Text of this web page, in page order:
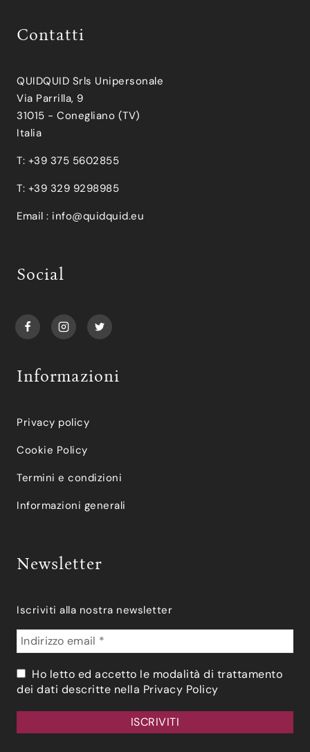
Contatti
QUIDQUID Srls Unipersonale
Via Parrilla, 9
31015 - Conegliano (TV)
Italia
T: +39 375 5602855
T: +39 329 9298985
Email : info@quidquid.eu
Social
Informazioni
Privacy policy
Cookie Policy
Termini e condizioni
Informazioni generali
Newsletter
Iscriviti alla nostra newsletter
Ho letto ed accetto le modalità di trattamento
dei dati descritte nella Privacy Policy